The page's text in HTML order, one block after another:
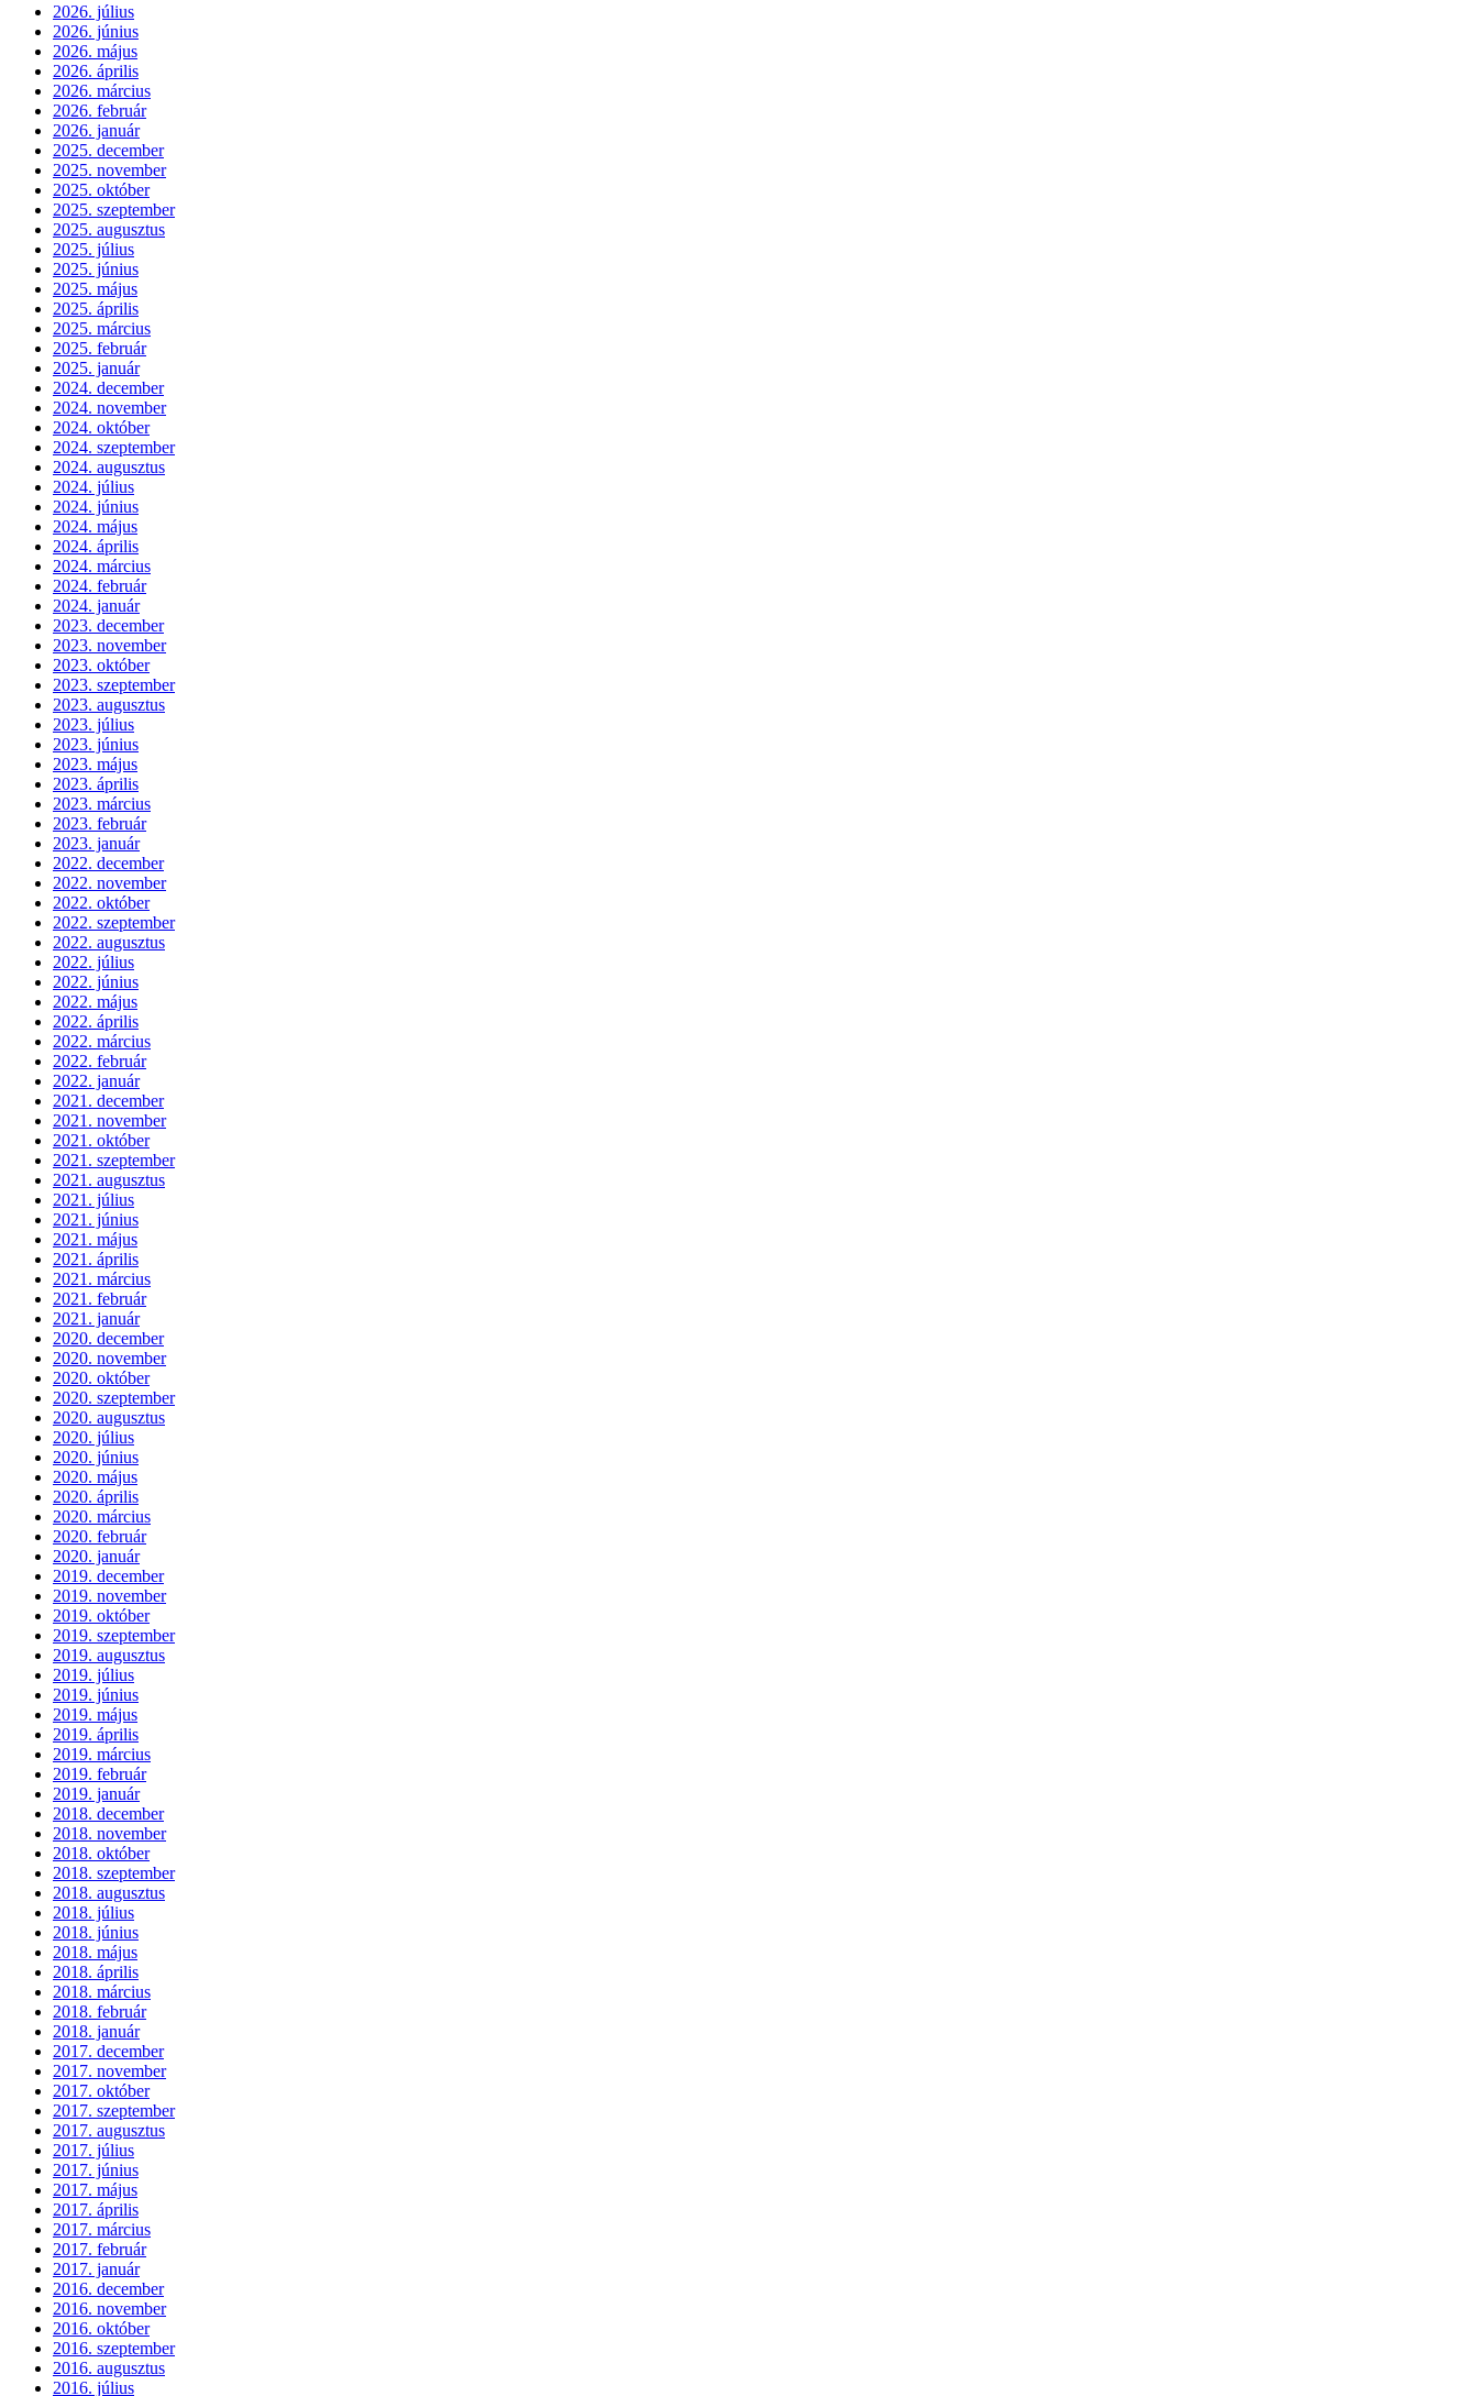
2026. július
2026. június
2026. május
2026. április
2026. március
2026. február
2026. január
2025. december
2025. november
2025. október
2025. szeptember
2025. augusztus
2025. július
2025. június
2025. május
2025. április
2025. március
2025. február
2025. január
2024. december
2024. november
2024. október
2024. szeptember
2024. augusztus
2024. július
2024. június
2024. május
2024. április
2024. március
2024. február
2024. január
2023. december
2023. november
2023. október
2023. szeptember
2023. augusztus
2023. július
2023. június
2023. május
2023. április
2023. március
2023. február
2023. január
2022. december
2022. november
2022. október
2022. szeptember
2022. augusztus
2022. július
2022. június
2022. május
2022. április
2022. március
2022. február
2022. január
2021. december
2021. november
2021. október
2021. szeptember
2021. augusztus
2021. július
2021. június
2021. május
2021. április
2021. március
2021. február
2021. január
2020. december
2020. november
2020. október
2020. szeptember
2020. augusztus
2020. július
2020. június
2020. május
2020. április
2020. március
2020. február
2020. január
2019. december
2019. november
2019. október
2019. szeptember
2019. augusztus
2019. július
2019. június
2019. május
2019. április
2019. március
2019. február
2019. január
2018. december
2018. november
2018. október
2018. szeptember
2018. augusztus
2018. július
2018. június
2018. május
2018. április
2018. március
2018. február
2018. január
2017. december
2017. november
2017. október
2017. szeptember
2017. augusztus
2017. július
2017. június
2017. május
2017. április
2017. március
2017. február
2017. január
2016. december
2016. november
2016. október
2016. szeptember
2016. augusztus
2016. július